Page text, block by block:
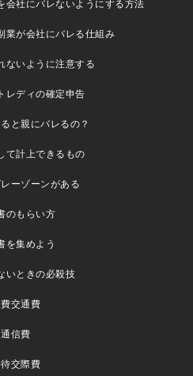
会社にバレないようにする方法
業が会社にバレる仕組み
ないように注意する
レディの確定申告
と親にバレるの？
て計上できるもの
ーゾーンがある
のもらい方
を集めよう
いときの必殺技
交通費
通信費
交際費